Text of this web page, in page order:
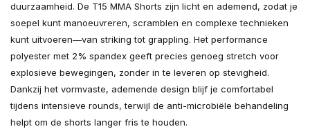
duurzaamheid. De T15 MMA Shorts zijn licht en ademend, zodat je
soepel kunt manoeuvreren, scramblen en complexe technieken
kunt uitvoeren—van striking tot grappling. Het performance
polyester met 2% spandex geeft precies genoeg stretch voor
explosieve bewegingen, zonder in te leveren op stevigheid.
Dankzij het vormvaste, ademende design blijf je comfortabel
tijdens intensieve rounds, terwijl de anti-microbiële behandeling
helpt om de shorts langer fris te houden.